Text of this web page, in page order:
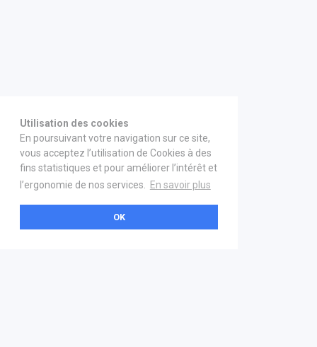
Utilisation des cookies
En poursuivant votre navigation sur ce site,
vous acceptez l’utilisation de Cookies à des
fins statistiques et pour améliorer l’intérêt et
l’ergonomie de nos services.
En savoir plus
OK